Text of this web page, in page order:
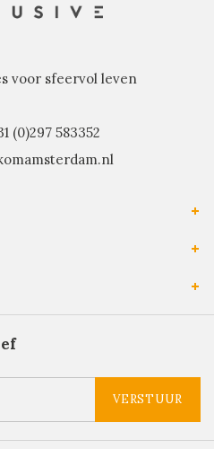
voor sfeervol leven
(0)297 583352
VERSTUUR